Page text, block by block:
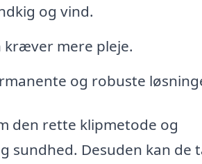
og vind.
kræver mere pleje.
og robuste
den rette klipmetode og
Desuden kan de